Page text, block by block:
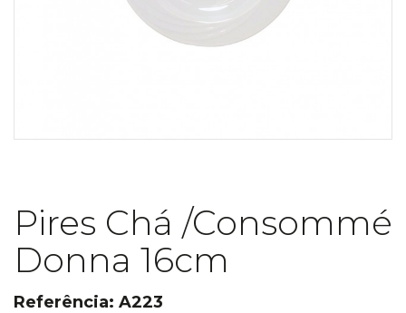
Pires Chá /Consommé
Donna 16cm
Referência: A223